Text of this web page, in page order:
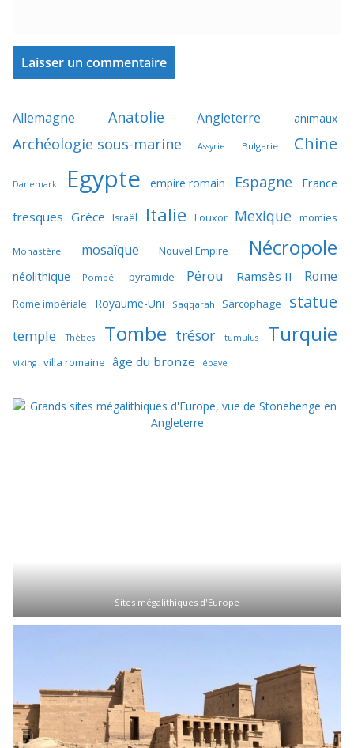
Allemagne Anatolie Angleterre animaux
Archéologie sous-marine Assyrie Bulgarie Chine
Danemark Egypte empire romain Espagne France
fresques Grèce Israël Italie Louxor Mexique momies
Monastère mosaïque Nouvel Empire Nécropole
néolithique Pompéi pyramide Pérou Ramsès II Rome
Rome impériale Royaume-Uni Saqqarah Sarcophage statue
temple Thèbes Tombe trésor tumulus Turquie
Viking villa romaine âge du bronze épave
Sites mégalithiques d'Europe